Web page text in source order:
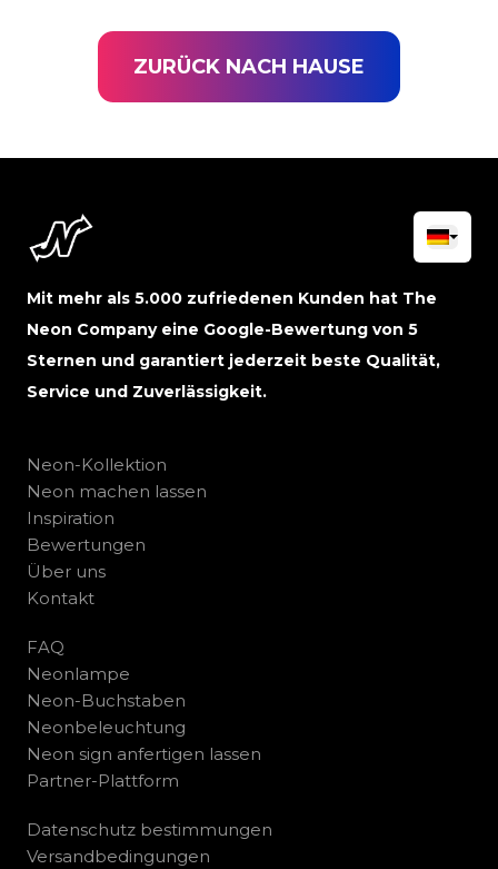
ZURÜCK NACH HAUSE
Mit mehr als 5.000 zufriedenen Kunden hat The
Neon Company eine Google-Bewertung von 5
Sternen und garantiert jederzeit beste Qualität,
Service und Zuverlässigkeit.
Neon-Kollektion
Neon machen lassen
Inspiration
Bewertungen
Über uns
Kontakt
FAQ
Neonlampe
Neon-Buchstaben
Neonbeleuchtung
Neon sign anfertigen lassen
Partner-Plattform
Datenschutz bestimmungen
Versandbedingungen